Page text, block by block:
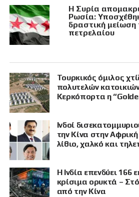
Η Συρία
Ρωσία:
δραστική
πετρελαίου
Τουρκικός όμιλος
πολυτελών
Κερκόπορτα η
Ινδοί
την Κίνα στην
λίθιο, χαλκό και
Η Ινδία επενδύει 166
κρίσιμα ορυκτά –
από την Κίνα